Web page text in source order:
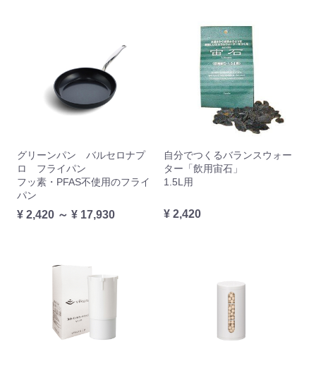
グリーンパン バルセロナプ
ロ フライパン
フッ素・PFAS不使用のフライ
パン
¥ 2,420 ～ ¥ 17,930
自分でつくるバランスウォー
ター「飲用宙石」
1.5L用
¥ 2,420